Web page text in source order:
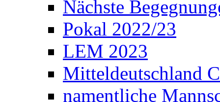
Nächste
Pokal 2022/23
LEM 2023
Mitteldeutschland
namentliche